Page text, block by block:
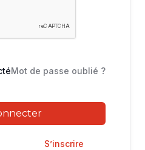
Mot de passe oublié ?
S’inscrire